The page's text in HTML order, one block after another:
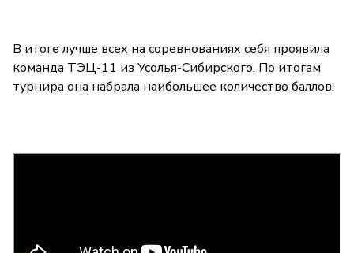
В итоге лучше всех на соревнованиях себя проявила
команда ТЭЦ-11 из Усолья-Сибирского. По итогам
турнира она набрала наибольшее количество баллов.